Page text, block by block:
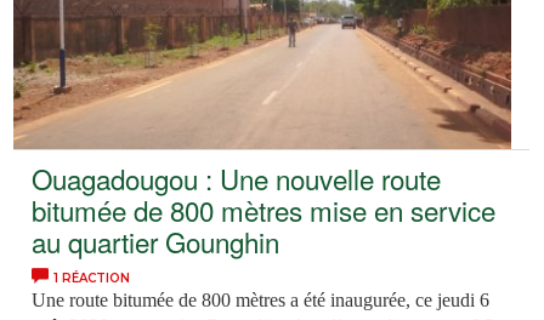
Ouagadougou : Une nouvelle route
bitumée de 800 mètres mise en service
au quartier Gounghin
1 RÉACTION
Une route bitumée de 800 mètres a été inaugurée, ce jeudi 6